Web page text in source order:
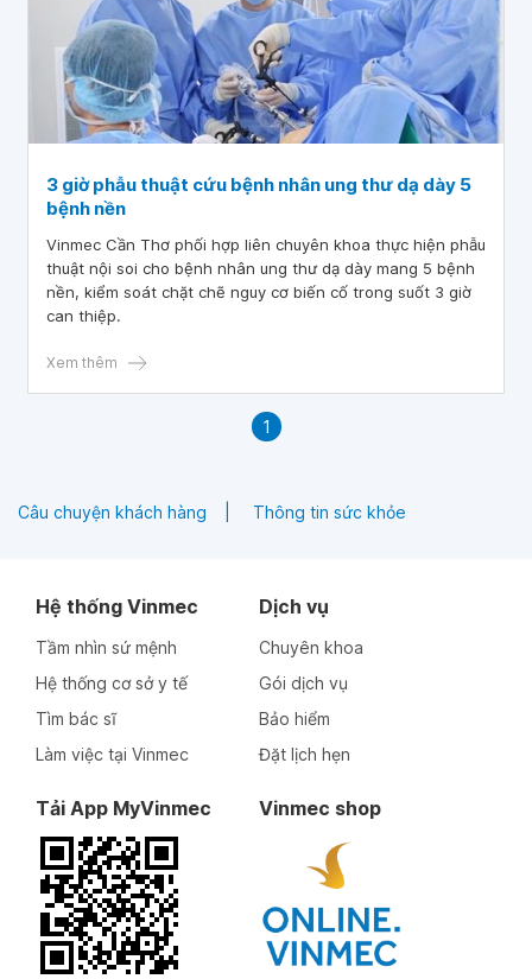
3 giờ phẫu thuật cứu bệnh nhân ung thư dạ dày 5
bệnh nền
Vinmec Cần Thơ phối hợp liên chuyên khoa thực hiện phẫu
thuật nội soi cho bệnh nhân ung thư dạ dày mang 5 bệnh
nền, kiểm soát chặt chẽ nguy cơ biến cố trong suốt 3 giờ
can thiệp.
Xem thêm
1
Câu chuyện khách hàng Thông tin sức khỏe
Hệ thống Vinmec
Tầm nhìn sứ mệnh
Hệ thống cơ sở y tế
Tìm bác sĩ
Làm việc tại Vinmec
Dịch vụ
Chuyên khoa
Gói dịch vụ
Bảo hiểm
Đặt lịch hẹn
Tải App MyVinmec Vinmec shop